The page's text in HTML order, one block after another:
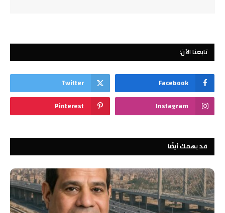
تابعنا الآن:
Facebook
Twitter
Instagram
Pinterest
قد يهمك أيضًا